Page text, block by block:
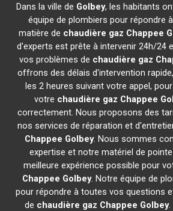
Dans la ville de Golbey, les habitants
équipe de plombiers pour répondre
matière de chaudière gaz Chappee
d'experts est prête à intervenir 24h/24
vos problèmes de chaudière gaz
offrons des délais d'intervention
les 2 heures suivant votre appel,
votre chaudière gaz Chappee
correctement. Nous proposons des
nos services de réparation et
Chappee Golbey. Nous sommes
expertise et notre matériel de
meilleure expérience possible pour
Chappee Golbey. Notre équipe de
pour répondre à toutes vos questions
de chaudière gaz Chappee Golbey